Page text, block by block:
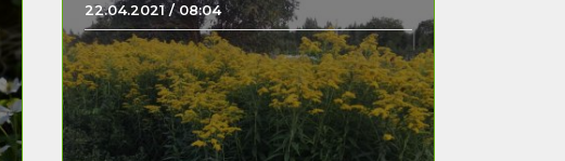
22.04.2021 / 08:04